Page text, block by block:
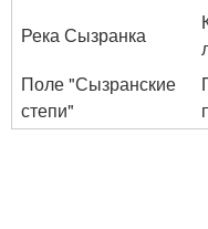
Река Сызранка
Поле "Сызранские
степи"